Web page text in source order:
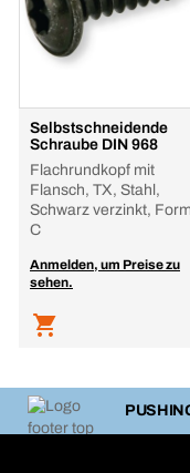
Selbstschneidende
Schraube DIN 968
Flachrundkopf mit
Flansch, TX, Stahl,
Schwarz verzinkt, Form
C
Anmelden, um Preise zu
sehen.